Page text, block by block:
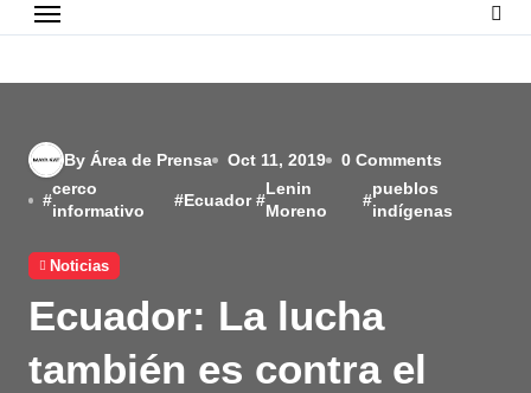
By Área de Prensa Oct 11, 2019 0 Comments
#
cerco
informativo
#Ecuador #
Lenin
Moreno
#
pueblos
indígenas
Noticias
Ecuador: La lucha
también es contra el